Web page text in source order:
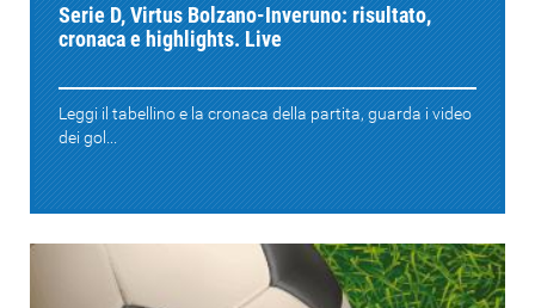
Serie D, Virtus Bolzano-Inveruno: risultato,
cronaca e highlights. Live
Leggi il tabellino e la cronaca della partita, guarda i video
dei gol...